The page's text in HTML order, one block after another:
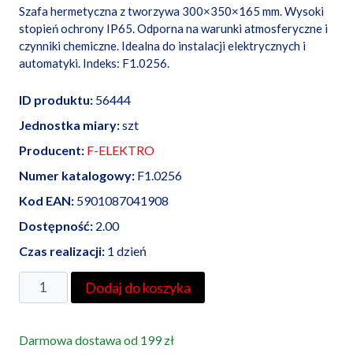
Szafa hermetyczna z tworzywa 300×350×165 mm. Wysoki
stopień ochrony IP65. Odporna na warunki atmosferyczne i
czynniki chemiczne. Idealna do instalacji elektrycznych i
automatyki. Indeks: F1.0256.
ID produktu: 56444
Jednostka miary:szt
Producent: F-ELEKTRO
Numer katalogowy: F1.0256
Kod EAN: 5901087041908
Dostępność: 2.00
Czas realizacji: 1 dzień
ilość
Szafa
z
Dodaj do koszyka
Darmowa dostawa od 199 zł